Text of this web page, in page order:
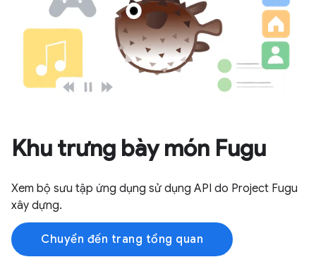
Khu trưng bày món Fugu
Xem bộ sưu tập ứng dụng sử dụng API do Project Fugu
xây dựng.
Chuyển đến trang tổng quan